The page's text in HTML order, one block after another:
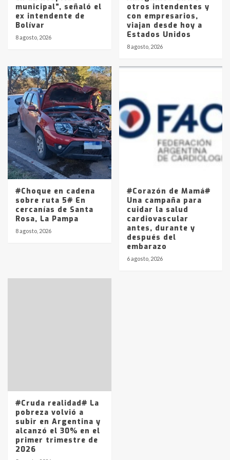
municipal”, señaló el
ex intendente de
Bolívar
8 agosto, 2026
otros intendentes y
con empresarios,
viajan desde hoy a
Estados Unidos
8 agosto, 2026
#Choque en cadena
sobre ruta 5# En
cercanías de Santa
Rosa, La Pampa
8 agosto, 2026
#Corazón de Mamá#
Una campaña para
cuidar la salud
cardiovascular
antes, durante y
después del
embarazo
6 agosto, 2026
#Cruda realidad# La
pobreza volvió a
subir en Argentina y
alcanzó el 30% en el
primer trimestre de
2026